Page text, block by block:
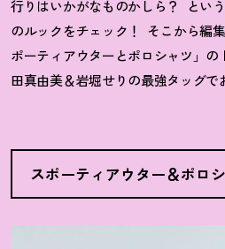
行りはいかがなものかしら ？
とい
のルックをチェック ！
そこから編
ポーティアウターとポロシャツ」
田真由美＆岩堀せりの最強タッグで
スポーティアウター＆ポロ